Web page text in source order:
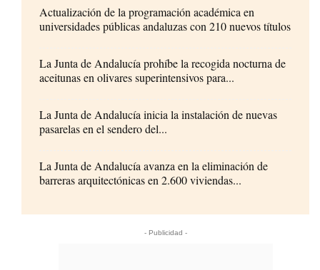
Actualización de la programación académica en
universidades públicas andaluzas con 210 nuevos títulos
La Junta de Andalucía prohíbe la recogida nocturna de
aceitunas en olivares superintensivos para...
La Junta de Andalucía inicia la instalación de nuevas
pasarelas en el sendero del...
La Junta de Andalucía avanza en la eliminación de
barreras arquitectónicas en 2.600 viviendas...
- Publicidad -